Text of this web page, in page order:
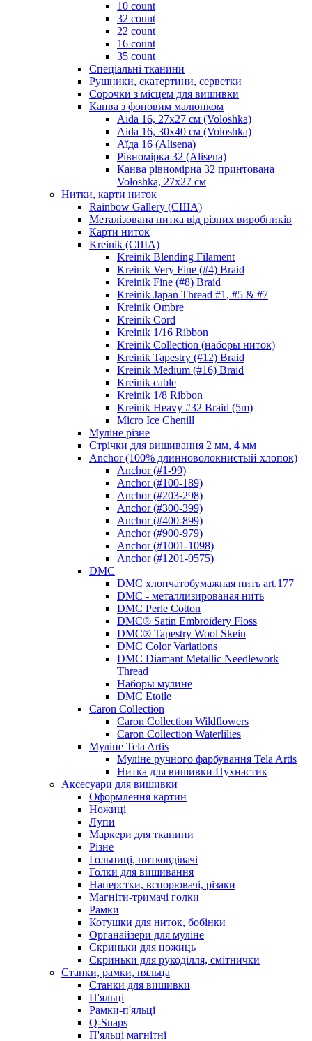
10 count
32 count
22 count
16 count
35 count
Спеціальні тканини
Рушники, скатертини, серветки
Сорочки з місцем для вишивки
Канва з фоновим малюнком
Aida 16, 27х27 см (Voloshka)
Aida 16, 30х40 см (Voloshka)
Аїда 16 (Alisena)
Рівномірка 32 (Alisena)
Канва рівномірна 32 принтована
Voloshka, 27х27 см
Нитки, карти ниток
Rainbow Gallery (США)
Металізована нитка від різних виробників
Карти ниток
Kreinik (США)
Kreinik Blending Filament
Kreinik Very Fine (#4) Braid
Kreinik Fine (#8) Braid
Kreinik Japan Thread #1, #5 & #7
Kreinik Ombre
Kreinik Cord
Kreinik 1/16 Ribbon
Kreinik Collection (наборы ниток)
Kreinik Tapestry (#12) Braid
Kreinik Medium (#16) Braid
Kreinik cable
Kreinik 1/8 Ribbon
Kreinik Heavy #32 Braid (5m)
Micro Ice Chenill
Муліне різне
Стрічки для вишивання 2 мм, 4 мм
Anchor (100% длинноволокнистый хлопок)
Anchor (#1-99)
Anchor (#100-189)
Anchor (#203-298)
Anchor (#300-399)
Anchor (#400-899)
Anchor (#900-979)
Anchor (#1001-1098)
Anchor (#1201-9575)
DMC
DMC хлопчатобумажная нить art.177
DMC - металлизированая нить
DMC Perle Cotton
DMC® Satin Embroidery Floss
DMC® Tapestry Wool Skein
DMC Color Variations
DMC Diamant Metallic Needlework
Thread
Наборы мулине
DMC Etoile
Caron Collection
Caron Collection Wildflowers
Caron Collection Waterlilies
Муліне Tela Artis
Муліне ручного фарбування Tela Artis
Нитка для вишивки Пухнастик
Аксесуари для вишивки
Оформлення картин
Ножиці
Лупи
Маркери для тканини
Різне
Гольниці, нитковдівачі
Голки для вишивання
Наперстки, вспорювачі, різаки
Магніти-тримачі голки
Рамки
Котушки для ниток, бобінки
Органайзери для муліне
Скриньки для ножиць
Скриньки для рукоділля, смітнички
Станки, рамки, пяльца
Станки для вишивки
П'яльці
Рамки-п'яльці
Q-Snaps
П'яльці магнітні